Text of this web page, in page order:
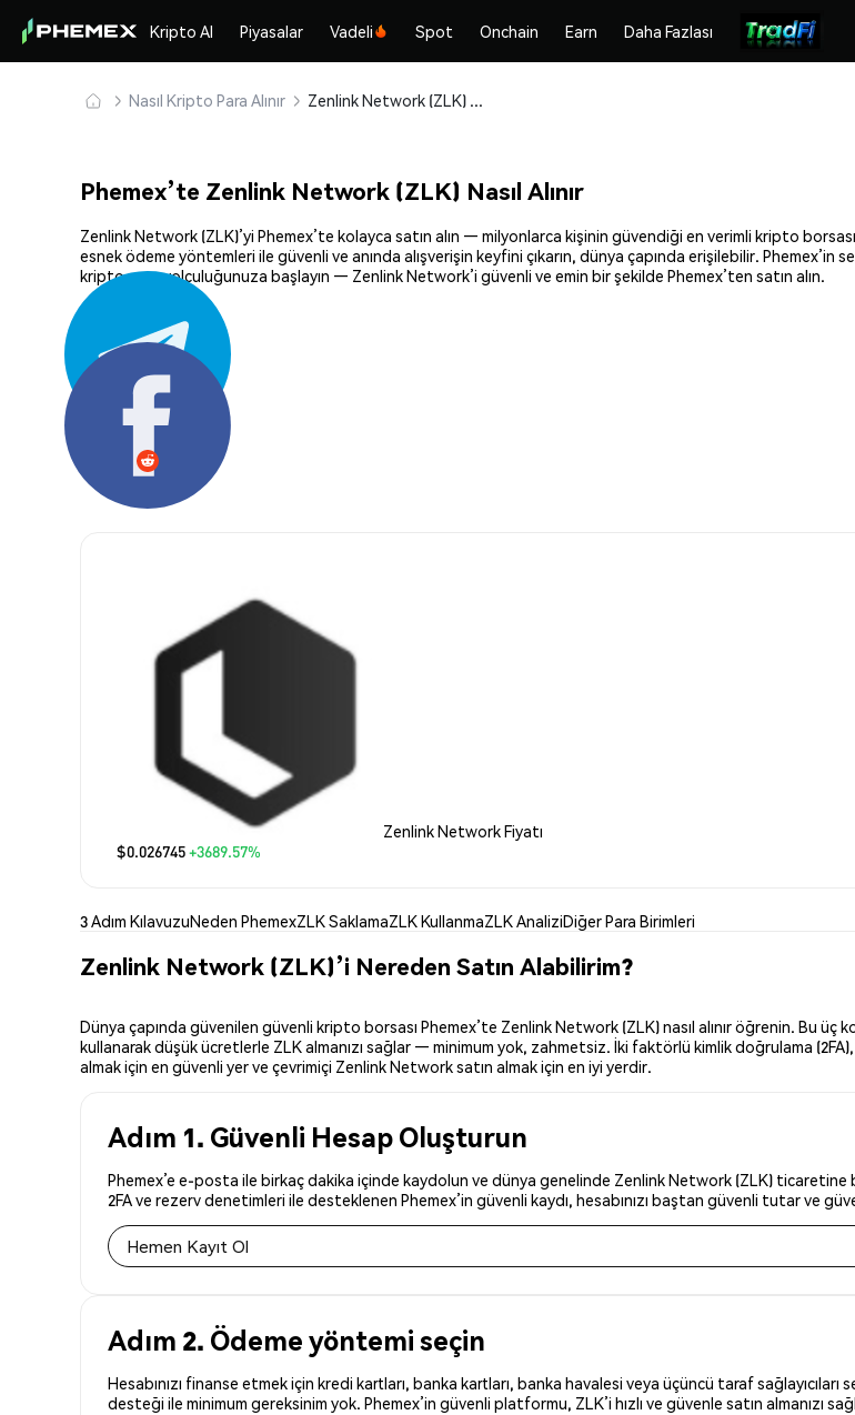
Kripto Al Piyasalar Vadeli Spot Onchain Earn Daha Fazlası
Nasıl Kripto Para Alınır Zenlink Network (ZLK) Güvenle Satın Alın ve Saklayın
Phemex’te Zenlink Network (ZLK) Nasıl Alınır
Zenlink Network (ZLK)’yi Phemex’te kolayca satın alın — milyonlarca kişinin güvendiği en verimli kripto
esnek ödeme yöntemleri ile güvenli ve anında alışverişin keyfini çıkarın, dünya çapında erişilebilir.
kripto para yolculuğunuza başlayın — Zenlink Network’i güvenli ve emin bir şekilde Phemex’ten satın alın.
Zenlink Network Fiyatı
$0.026745+3689.57%
3 Adım KılavuzuNeden PhemexZLK SaklamaZLK KullanmaZLK AnaliziDiğer Para Birimleri
Zenlink Network (ZLK)’i Nereden Satın Alabilirim?
Dünya çapında güvenilen güvenli kripto borsası Phemex’te Zenlink Network (ZLK) nasıl alınır öğrenin. Bu üç
kullanarak düşük ücretlerle ZLK almanızı sağlar — minimum yok, zahmetsiz. İki faktörlü kimlik doğrulama
almak için en güvenli yer ve çevrimiçi Zenlink Network satın almak için en iyi yerdir.
Adım 1. Güvenli Hesap Oluşturun
Phemex’e e-posta ile birkaç dakika içinde kaydolun ve dünya genelinde Zenlink Network (ZLK) ticaretine
2FA ve rezerv denetimleri ile desteklenen Phemex’in güvenli kaydı, hesabınızı baştan güvenli tutar ve
Hemen Kayıt Ol
Adım 2. Ödeme yöntemi seçin
Hesabınızı finanse etmek için kredi kartları, banka kartları, banka havalesi veya üçüncü taraf
desteği ile minimum gereksinim yok. Phemex’in güvenli platformu, ZLK’i hızlı ve güvenle satın almanızı